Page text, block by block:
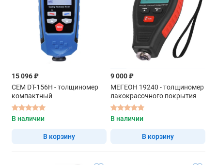
15 096 ₽
CEM DT-156H - толщиномер
компактный
В наличии
В корзину
9 000 ₽
МЕГЕОН 19240 - толщиномер
лакокрасочного покрытия
В наличии
В корзину